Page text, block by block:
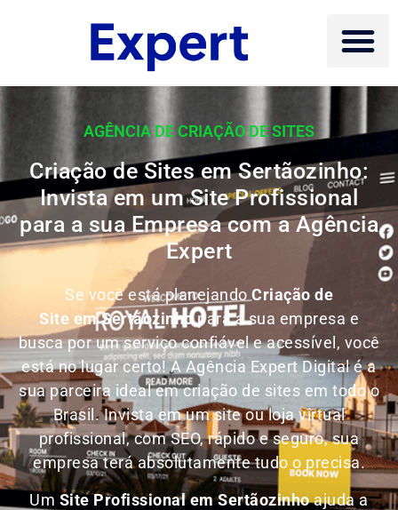
AGÊNCIA DE CRIAÇÃO DE SITES
Criação de Sites em Sertãozinho:
Invista em um Site Profissional
para a sua Empresa com a Agência
Expert
Se você está planejandoCriação de
Site em Sertãozinhopara a sua empresa e
busca por um serviço confiável e acessível, você
está no lugar certo! A Agência Expert Digital é a
sua parceira ideal em criação de sites em todo o
Brasil.Invista em um site ou loja virtual
profissional, com SEO, rápido e seguro, sua
empresa terá absolutamente tudo o precisa.
Um Site Profissional em Sertãozinhoajuda a